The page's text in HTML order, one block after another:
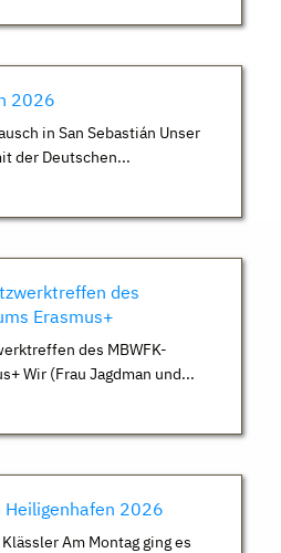
2026
in San Sebastián Unser
der Deutschen...
des
Erasmus+
des MBWFK-
Wir (Frau Jagdman und...
2026
Am Montag ging es